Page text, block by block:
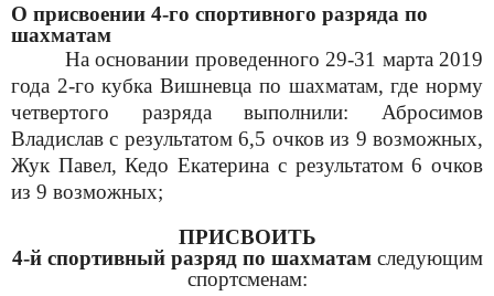
О присвоении 4-го спортивного разряда по
шахматам
На основании проведенного 29-31 марта 2019
года 2-го кубка Вишневца по шахматам, где норму
четвертого разряда выполнили: Абросимов
Владислав с результатом 6,5 очков из 9 возможных,
Жук Павел, Кедо Екатерина с результатом 6 очков
из 9 возможных;
ПРИСВОИТЬ
4-й спортивный разряд по шахматамследующим
спортсменам: